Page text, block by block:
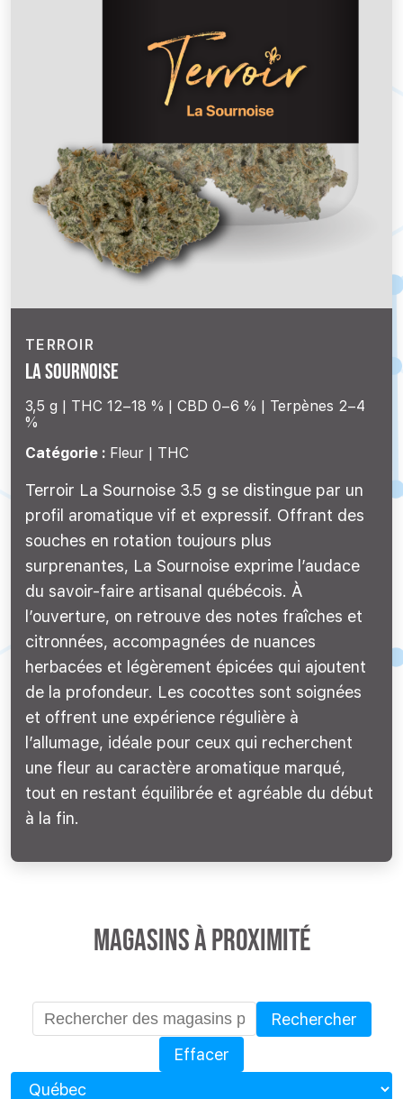
TERROIR
La Sournoise
3,5 g | THC 12–18 % CBD 0–6 %
Terpènes 2–4
%
Catégorie : Fleur | THC
Terroir La Sournoise 3.5 g se distingue par un
profil aromatique vif et expressif. Offrant des
souches en rotation toujours plus
surprenantes, La Sournoise exprime l’audace
du savoir-faire artisanal québécois. À
l’ouverture, on retrouve des notes fraîches et
citronnées, accompagnées de nuances
herbacées et légèrement épicées qui ajoutent
de la profondeur. Les cocottes sont soignées
et offrent une expérience régulière à
l’allumage, idéale pour ceux qui recherchent
une fleur au caractère aromatique marqué,
tout en restant équilibrée et agréable du début
à la fin.
Magasins à proximité
Rechercher
Effacer